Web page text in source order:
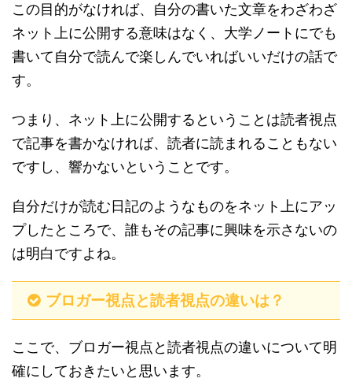
この目的がなければ、自分の書いた文章をわざわざ
ネット上に公開する意味はなく、大学ノートにでも
書いて自分で読んで楽しんでいればいいだけの話で
す。
つまり、ネット上に公開するということは読者視点
で記事を書かなければ、読者に読まれることもない
ですし、響かないということです。
自分だけが読む日記のようなものをネット上にアッ
プしたところで、誰もその記事に興味を示さないの
は明白ですよね。
ブロガー視点と読者視点の違いは？
ここで、ブロガー視点と読者視点の違いについて明
確にしておきたいと思います。